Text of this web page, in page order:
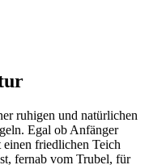
ruhigen und natürlichen
Egal ob Anfänger
friedlichen Teich
fernab vom Trubel, für